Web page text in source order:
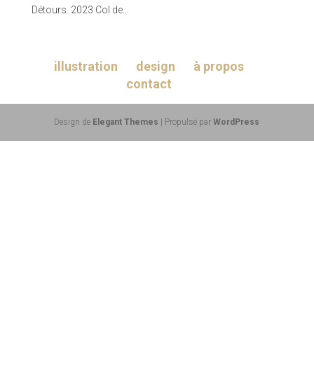
Détours. 2023 Col de...
illustration design
à propos
contact
Design de Elegant Themes | Propulsé parWordPress